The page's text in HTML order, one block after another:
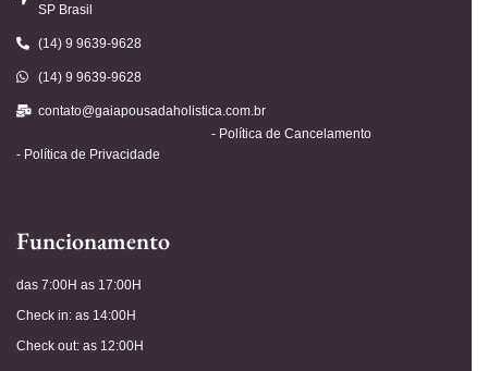
SP Brasil
(14) 9 9639-9628
(14) 9 9639-9628
contato@gaiapousadaholistica.com.br
- Política de Privacidade
- Política de Cancelamento
Funcionamento
das 7:00H as 17:00H
Check in: as 14:00H
Check out: as 12:00H